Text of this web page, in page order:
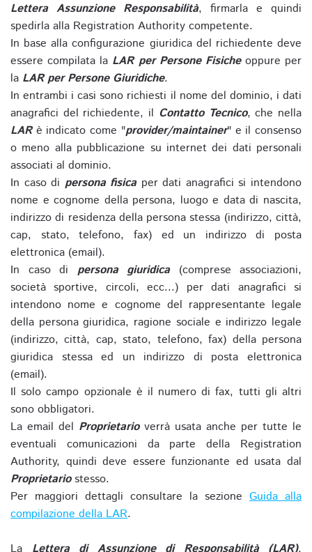
Lettera Assunzione Responsabilità, firmarla e quindi
spedirla alla Registration Authority competente.
In base alla configurazione giuridica del richiedente deve
essere compilata la LAR per Persone Fisicheoppure per
la LAR per Persone Giuridiche.
In entrambi i casi sono richiesti il nome del dominio, i dati
anagrafici del richiedente, il Contatto Tecnico, che nella
LARè indicato come "provider/maintainer" e il consenso
o meno alla pubblicazione su internet dei dati personali
associati al dominio.
In caso di persona fisicaper dati anagrafici si intendono
nome e cognome della persona, luogo e data di nascita,
indirizzo di residenza della persona stessa (indirizzo, città,
cap, stato, telefono, fax) ed un indirizzo di posta
elettronica (email).
In caso di persona giuridica(comprese associazioni,
società sportive, circoli, ecc...) per dati anagrafici si
intendono nome e cognome del rappresentante legale
della persona giuridica, ragione sociale e indirizzo legale
(indirizzo, città, cap, stato, telefono, fax) della persona
giuridica stessa ed un indirizzo di posta elettronica
(email).
Il solo campo opzionale è il numero di fax, tutti gli altri
sono obbligatori.
La email del Proprietarioverrà usata anche per tutte le
eventuali comunicazioni da parte della Registration
Authority, quindi deve essere funzionante ed usata dal
Proprietariostesso.
Per maggiori dettagli consultare la sezione Guida alla
compilazione della LAR.